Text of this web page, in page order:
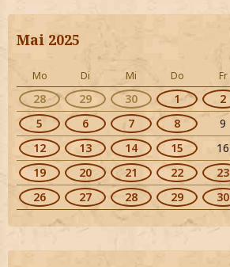
Mai 2025
Mo Di Mi Do Fr
28 29 30 1 2
5
6 7 8 9
12
13 14 15 16
19
20 21 22 23
26
27 28 29 30